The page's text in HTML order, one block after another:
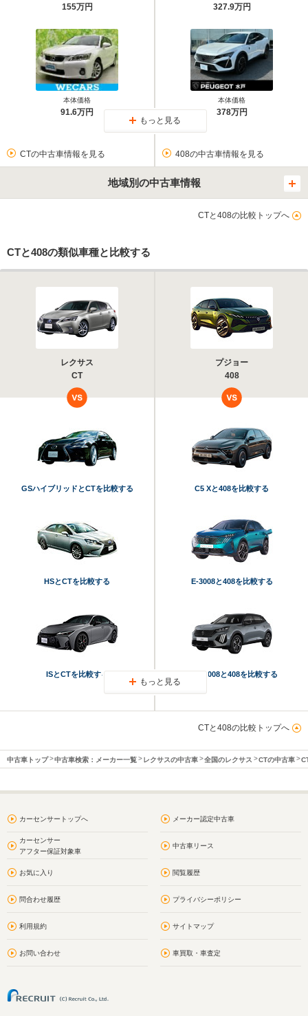
155万円
本体価格
91.6万円
327.9万円
本体価格
378万円
もっと見る
CTの中古車情報を見る 408の中古車情報を見る
地域別の中古車情報
CTと408の比較トップへ
CTと408の類似車種と比較する
レクサス
CT
プジョー
408
GSハイブリッドとCTを比較する
HSとCTを比較する
ISとCTを比較する
C5 Xと408を比較する
E-3008と408を比較する
SUV 2008と408を比較する
もっと見る
CTと408の比較トップへ
中古車トップ 中古車検索：メーカー一覧 レクサスの中古車 全国のレクサス CTの中古車
カーセンサートップへ メーカー認定中古車
カーセンサー
アフター保証対象車
中古車リース
お気に入り 閲覧履歴
問合わせ履歴 プライバシーポリシー
利用規約 サイトマップ
お問い合わせ 車買取・車査定